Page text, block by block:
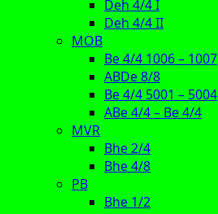
Deh 4/4 I
Deh 4/4 II
MOB
Be 4/4 1006 – 1007
ABDe 8/8
Be 4/4 5001 – 5004
ABe 4/4 – Be 4/4
MVR
Bhe 2/4
Bhe 4/8
PB
Bhe 1/2